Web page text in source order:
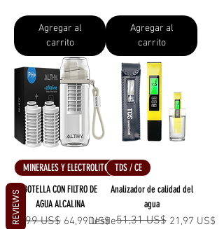
Agregar al
carrito
Agregar al
carrito
MINERALES Y ELECTROLITOS
BOTELLA CON FILTRO DE
AGUA ALCALINA
Precio
79,99 US$ Precio de oferta
64,99 US$
TDS / CE
Analizador de calidad del
agua
Desde
Precio51,31 US$ 21,97 US$
Precio de oferta
REVIEWS